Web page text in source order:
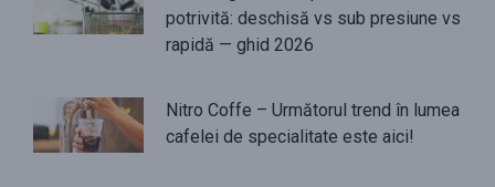
potrivită: deschisă vs sub presiune vs
rapidă — ghid 2026
Nitro Coffe – Următorul trend în lumea
cafelei de specialitate este aici!